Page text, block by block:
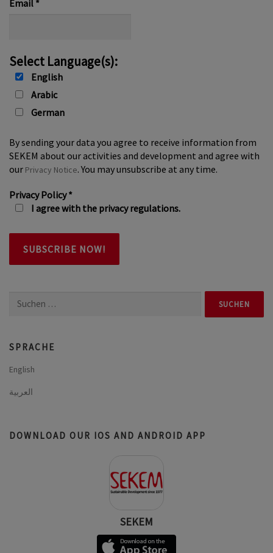
Email *
Select Language(s):
English
Arabic
German
By sending your data you agree to receive information from
SEKEM about our activities and development and agree with
our Privacy Notice. You may unsubscribe at any time.
Privacy Policy*
I agree with the privacy regulations.
Suchen
SPRACHE
English
العربية
DOWNLOAD OUR IOS AND ANDROID APP
SEKEM